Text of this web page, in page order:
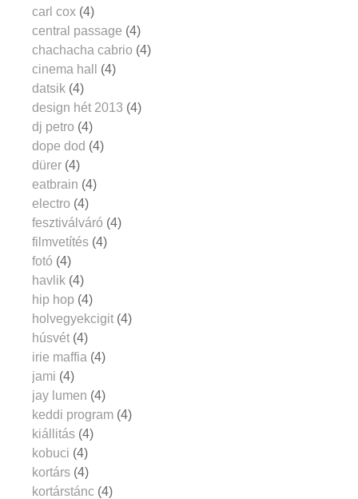
carl cox (4)
central passage (4)
chachacha cabrio (4)
cinema hall
(4)
datsik (4)
design hét 2013 (4)
dj petro (4)
dope dod (4)
dürer (4)
eatbrain (4)
electro (4)
fesztiválváró (4)
filmvetítés (4)
fotó (4)
havlik (4)
hip hop (4)
holvegyekcigit (4)
húsvét (4)
irie maffia (4)
jami (4)
jay lumen (4)
keddi program (4)
kiállitás (4)
kobuci (4)
kortárs (4)
kortárstánc (4)